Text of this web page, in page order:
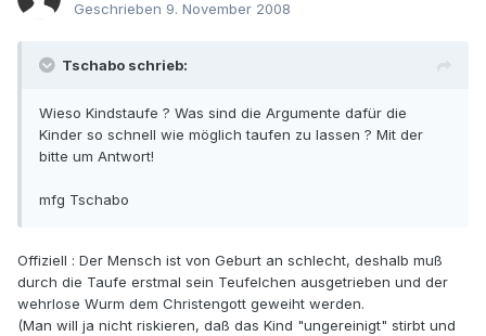
Geschrieben 9. November 2008
Tschabo schrieb:
Wieso Kindstaufe ? Was sind die Argumente dafür die
Kinder so schnell wie möglich taufen zu lassen ? Mit der
bitte um Antwort!
mfg Tschabo
Offiziell : Der Mensch ist von Geburt an schlecht, deshalb muß
durch die Taufe erstmal sein Teufelchen ausgetrieben und der
wehrlose Wurm dem Christengott geweiht werden.
(Man will ja nicht riskieren, daß das Kind "ungereinigt" stirbt und